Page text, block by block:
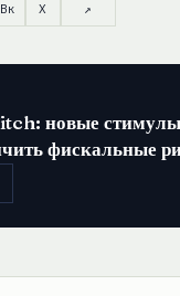
Вк X ↗
новые
фискальные